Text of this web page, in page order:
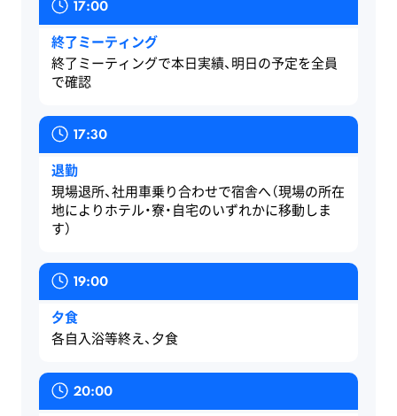
17:00
終了ミーティング
終了ミーティングで本日実績、明日の予定を全員
で確認
17:30
退勤
現場退所、社用車乗り合わせで宿舎へ（現場の所在
地によりホテル・寮・自宅のいずれかに移動しま
す）
19:00
夕食
各自入浴等終え、夕食
20:00